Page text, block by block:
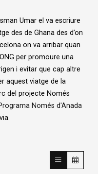
Umar el va escriure
des de Ghana des d’on
on va arribar quan
per promoure una
i evitar que cap altre
aquest viatge de la
del projecte Només
Només d'Anada